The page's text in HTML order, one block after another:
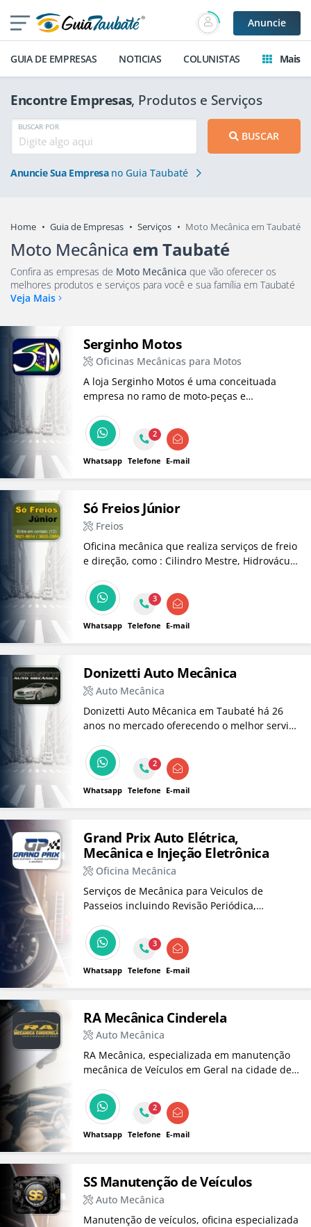
Anuncie
GUIA DE EMPRESAS NOTICIAS COLUNISTAS Mais
Encontre Empresas, Produtos e Serviços
BUSCAR POR
BUSCAR
Anuncie Sua Empresano Guia Taubaté
Home Guia de Empresas Serviços Moto Mecânica em Taubaté
Moto Mecânica em Taubaté
Confira as empresas de Moto Mecânica que vão oferecer os
melhores produtos e serviços para você e sua família em Taubaté
Veja Mais
Serginho Motos
Oficinas Mecânicas para Motos
A loja Serginho Motos é uma conceituada
empresa no ramo de moto-peças e
Whatsapp
2
Telefone E-mail
Só Freios Júnior
Freios
Oficina mecânica que realiza serviços de freio
e direção, como : Cilindro Mestre, Hidrovácuo,
Pinças, Retifica em disco e Tambor.
Whatsapp
3
Telefone E-mail
Donizetti Auto Mecânica
Auto Mecânica
Donizetti Auto Mêcanica em Taubaté há 26
anos no mercado oferecendo o melhor serviço
Whatsapp
2
Telefone E-mail
Grand Prix Auto Elétrica,
Mecânica e Injeção Eletrônica
Oficina Mecânica
Serviços de Mecânica para Veiculos de
Passeios incluindo Revisão Periódica,
Freio, Embreagem, além de Serviços de Auto
Elétrica para Veículos de Passeio, Caminhões,
Tratores e Máq. de Terraplanagem.
Whatsapp
3
Telefone E-mail
RA Mecânica Cinderela
Auto Mecânica
RA Mecânica, especializada em manutenção
mecânica de Veículos em Geral na cidade de
Whatsapp
2
Telefone E-mail
SS Manutenção de Veículos
Auto Mecânica
Manutenção de veículos, oficina especializada